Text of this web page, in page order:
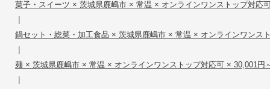
菓子・スイーツ × 茨城県鹿嶋市 × 常温 × オンラインワンストップ対応
|
鍋セット・総菜・加工食品 × 茨城県鹿嶋市 × 常温 × オンラインワンス
|
麺 × 茨城県鹿嶋市 × 常温 × オンラインワンストップ対応可 × 30,001円
|